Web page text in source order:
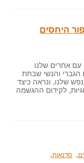
היחסים
עם אחרים שלנו
הגברי והנשי שבתת
שלנו, ונראה כיצד
לקידום ההגשמה
, סדנאות,